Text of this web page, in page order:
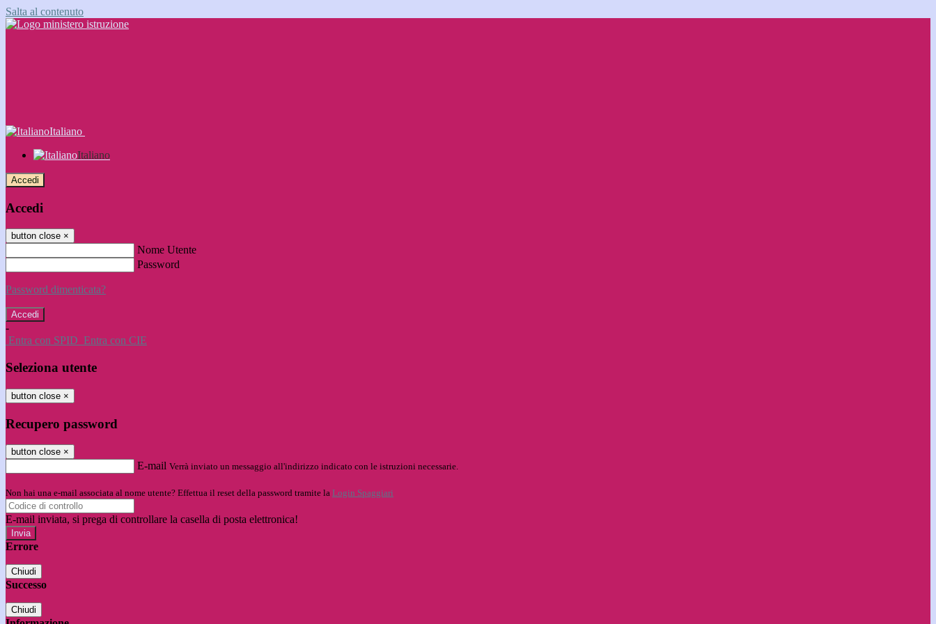
Salta al contenuto
Italiano
Italiano
Accedi
Accedi
button close ×
Nome Utente
Password
Password dimenticata?
-
Entra con SPID Entra con CIE
Seleziona utente
button close ×
Recupero password
button close ×
E-mail Verrà inviato un messaggio all'indirizzo indicato con le istruzioni necessarie.
Non hai una e-mail associata al nome utente? Effettua il reset della password tramite la Login Spaggiari
E-mail inviata, si prega di controllare la casella di posta elettronica!
Errore
Chiudi
Successo
Chiudi